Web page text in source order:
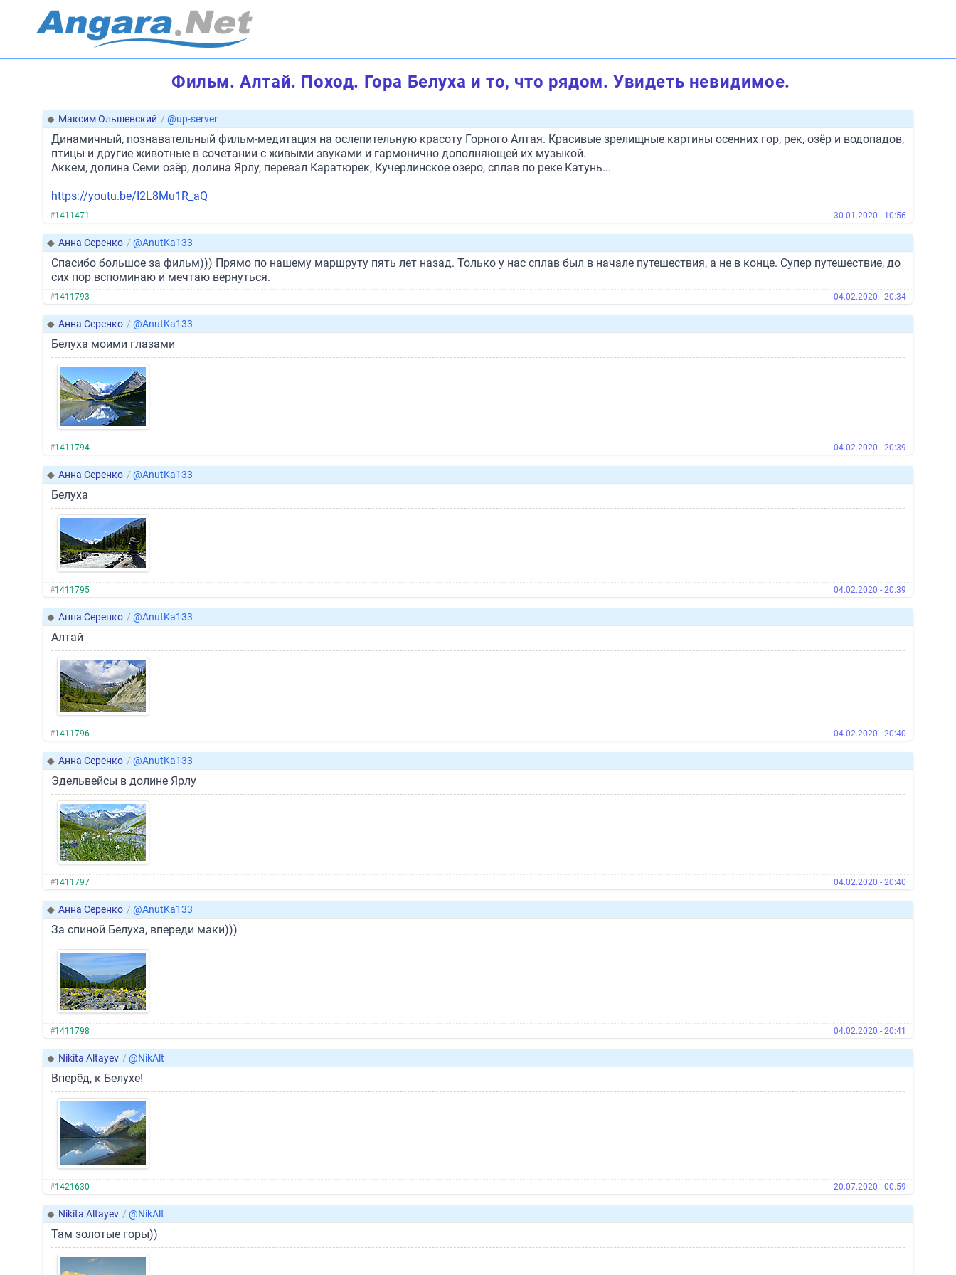
Фильм. Алтай. Поход. Гора Белуха и то, что рядом. Увидеть невидимое.
◆ Максим Ольшевский / @up-server
Динамичный, познавательный фильм-медитация на ослепительную красоту Горного Алтая. Красивые зрелищные картины осенних гор, рек, озёр и водопадов,
птицы и другие животные в сочетании с живыми звуками и гармонично дополняющей их музыкой.
Аккем, долина Семи озёр, долина Ярлу, перевал Каратюрек, Кучерлинское озеро, сплав по реке Катунь...
https://youtu.be/I2L8Mu1R_aQ
#1411471 30.01.2020 - 10:56
◆ Анна Серенко / @AnutKa133
Спасибо большое за фильм))) Прямо по нашему маршруту пять лет назад. Только у нас сплав был в начале путешествия, а не в конце. Супер путешествие, до
сих пор вспоминаю и мечтаю вернуться.
#1411793 04.02.2020 - 20:34
◆ Анна Серенко / @AnutKa133
Белуха моими глазами
#1411794 04.02.2020 - 20:39
◆ Анна Серенко / @AnutKa133
Белуха
#1411795 04.02.2020 - 20:39
◆ Анна Серенко / @AnutKa133
Алтай
#1411796 04.02.2020 - 20:40
◆ Анна Серенко / @AnutKa133
Эдельвейсы в долине Ярлу
#1411797 04.02.2020 - 20:40
◆ Анна Серенко / @AnutKa133
За спиной Белуха, впереди маки)))
#1411798 04.02.2020 - 20:41
◆ Nikita Altayev / @NikAlt
Вперёд, к Белухе!
#1421630 20.07.2020 - 00:59
◆ Nikita Altayev / @NikAlt
Там золотые горы))